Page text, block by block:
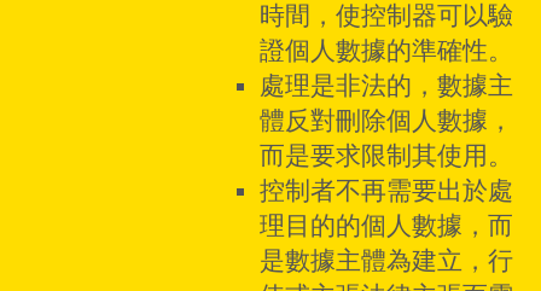
時間，使控制器可以驗
證個人數據的準確性。
處理是非法的，數據主
體反對刪除個人數據，
而是要求限制其使用。
控制者不再需要出於處
理目的的個人數據，而
是數據主體為建立，行